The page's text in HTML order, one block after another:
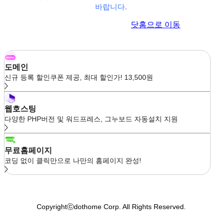
바랍니다.
닷홈으로 이동
도메인
신규 등록 할인쿠폰 제공, 최대 할인가! 13,500원
웹호스팅
다양한 PHP버전 및 워드프레스, 그누보드 자동설치 지원
무료홈페이지
코딩 없이 클릭만으로 나만의 홈페이지 완성!
Copyrightⓒdothome Corp. All Rights Reserved.